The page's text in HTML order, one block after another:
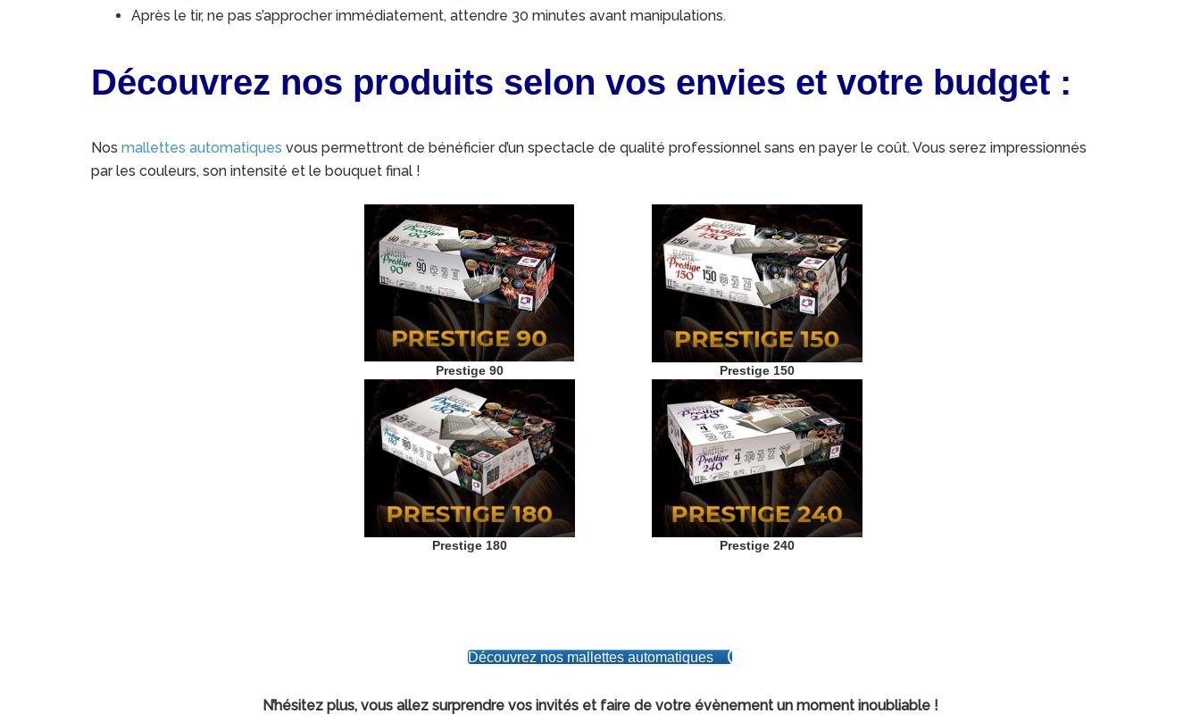
Après le tir, ne pas s’approcher immédiatement, attendre 30 minutes avant manipulations.
Découvrez nos produits selon vos envies et votre budget :
Nos mallettes automatiques vous permettront de bénéficier d’un spectacle de qualité professionnel sans en payer le coût. Vous serez impressionnés
par les couleurs, son intensité et le bouquet final !
Prestige 90 Prestige 150
Prestige 180 Prestige 240
Découvrez nos mallettes automatiques
N’hésitez plus, vous allez surprendre vos invités et faire de votre évènement un moment inoubliable !